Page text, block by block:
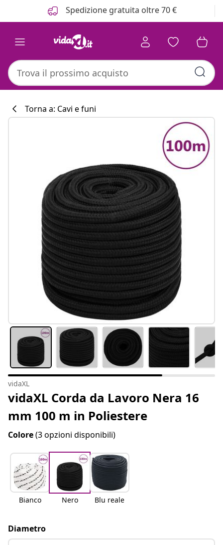
Spedizione gratuita oltre 70 €
Torna a: Cavi e funi
vidaXL
vidaXL Corda da Lavoro Nera 16
mm 100 m in Poliestere
Colore(3 opzioni disponibili)
Bianco Nero Blu reale
Diametro